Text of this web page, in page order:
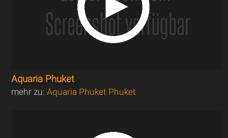
Aquaria Phuket
mehr zu:Aquaria Phuket Phuket